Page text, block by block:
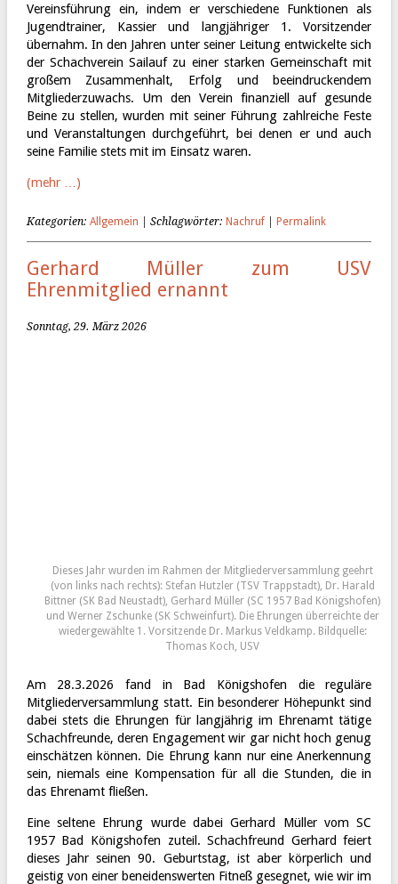
Vereinsführung ein, indem er verschiedene Funktionen als
Jugendtrainer, Kassier und langjähriger 1. Vorsitzender
übernahm. In den Jahren unter seiner Leitung entwickelte sich
der Schachverein Sailauf zu einer starken Gemeinschaft mit
großem Zusammenhalt, Erfolg und beeindruckendem
Mitgliederzuwachs. Um den Verein finanziell auf gesunde
Beine zu stellen, wurden mit seiner Führung zahlreiche Feste
und Veranstaltungen durchgeführt, bei denen er und auch
seine Familie stets mit im Einsatz waren.
(mehr …)
Kategorien: Allgemein | Schlagwörter: Nachruf| Permalink
Gerhard Müller zum USV
Ehrenmitglied ernannt
Sonntag, 29. März 2026
Dieses Jahr wurden im Rahmen der Mitgliederversammlung geehrt
(von links nach rechts): Stefan Hutzler (TSV Trappstadt), Dr. Harald
Bittner (SK Bad Neustadt), Gerhard Müller (SC 1957 Bad Königshofen)
und Werner Zschunke (SK Schweinfurt). Die Ehrungen überreichte der
wiedergewählte 1. Vorsitzende Dr. Markus Veldkamp. Bildquelle:
Thomas Koch, USV
Am 28.3.2026 fand in Bad Königshofen die reguläre
Mitgliederversammlung statt. Ein besonderer Höhepunkt sind
dabei stets die Ehrungen für langjährig im Ehrenamt tätige
Schachfreunde, deren Engagement wir gar nicht hoch genug
einschätzen können. Die Ehrung kann nur eine Anerkennung
sein, niemals eine Kompensation für all die Stunden, die in
das Ehrenamt fließen.
Eine seltene Ehrung wurde dabei Gerhard Müller vom SC
1957 Bad Königshofen zuteil. Schachfreund Gerhard feiert
dieses Jahr seinen 90. Geburtstag, ist aber körperlich und
geistig von einer beneidenswerten Fitneß gesegnet, wie wir im